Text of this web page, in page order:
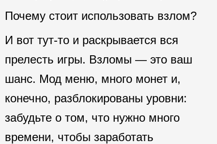
Почему стоит использовать взлом?
И вот тут-то и раскрывается вся
прелесть игры. Взломы — это ваш
шанс. Мод меню, много монет и,
конечно, разблокированы уровни:
забудьте о том, что нужно много
времени, чтобы заработать